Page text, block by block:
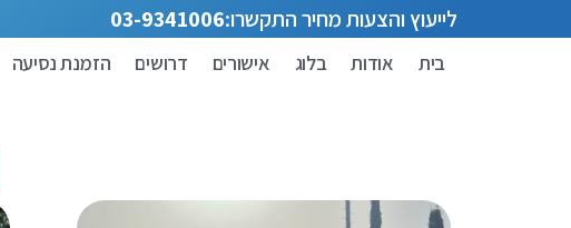
לייעוץ והצעות מחיר התקשרו:03-9341006
בית אודות בלוג אישורים דרושים הזמנת נסיעה